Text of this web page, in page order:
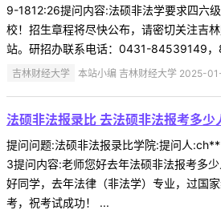
9-1812:26提问内容:法硕非法学要求四六
校！招生章程将尽快公布，请密切关注吉
站。研招办联系电话：0431-84539149
吉林财经大学 本站小编 吉林财经大学 2025-
法硕非法报录比 去法硕非法报考多少
提问问题:法硕非法报录比学院:提问人
3提问内容:老师您好去年法硕非法报考多
好同学，去年法律（非法学）专业，过国
考，祝考试成功！ ...